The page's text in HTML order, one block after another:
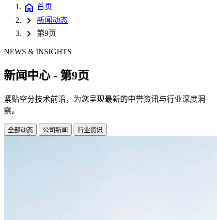
home 首页
chevron_right 新闻动态
chevron_right 第9页
NEWS & INSIGHTS
新闻中心 - 第9页
紧贴空分技术前沿，为您呈现最新的中誉资讯与行业深度洞
察。
全部动态 公司新闻 行业资讯